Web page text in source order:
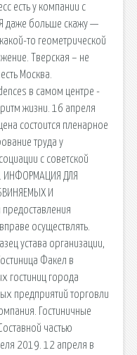
есть у компании с
Я даже больше скажу —
то геометрической
Тверская – не
Москва.
в самом центре -
жизни. 16 апреля
состоится пленарное
труда у
с советской
ИНФОРМАЦИЯ ДЛЯ
И
осуществлять.
устава организации,
Факел в
гостиниц города
предприятий торговли
Гостиничные
частью
2019. 12 апреля в